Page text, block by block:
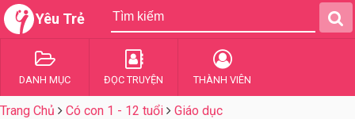
Yêu Trẻ
DANH MỤC ĐỌC TRUYỆN THÀNH VIÊN
Trang Chủ Có con 1 - 12 tuổi Giáo dục